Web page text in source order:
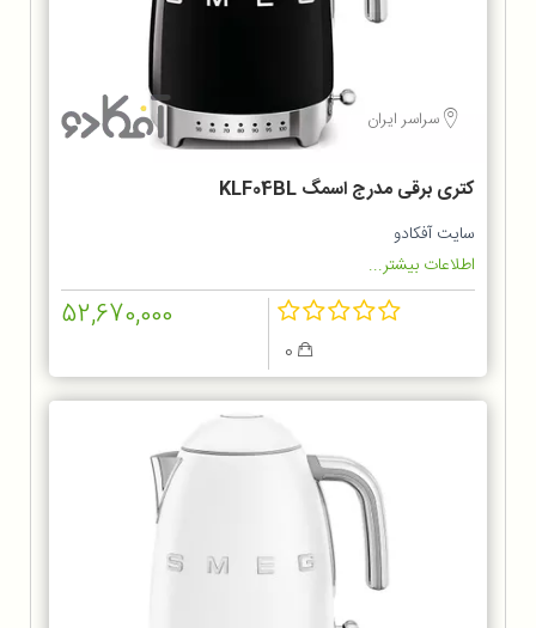
سراسر ایران
کتری برقی مدرج اسمگ KLF04BL
سایت آفکادو
اطلاعات بیشتر...
52,670,000